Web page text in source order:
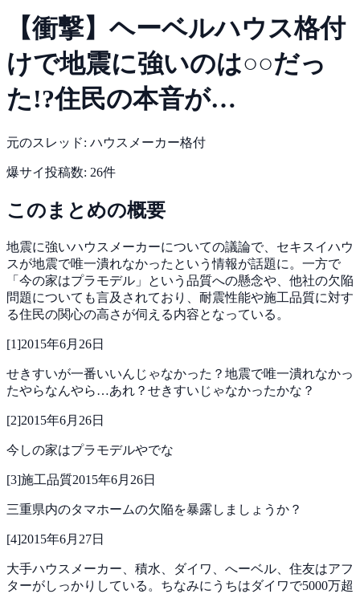
【衝撃】ヘーベルハウス格付
けで地震に強いのは○○だっ
た!?住民の本音が…
元のスレッド: ハウスメーカー格付
爆サイ投稿数: 26件
このまとめの概要
地震に強いハウスメーカーについての議論で、セキスイハウ
スが地震で唯一潰れなかったという情報が話題に。一方で
「今の家はプラモデル」という品質への懸念や、他社の欠陥
問題についても言及されており、耐震性能や施工品質に対す
る住民の関心の高さが伺える内容となっている。
[1]2015年6月26日
せきすいが一番いいんじゃなかった？地震で唯一潰れなかっ
たやらなんやら…あれ？せきすいじゃなかったかな？
[2]2015年6月26日
今しの家はプラモデルやでな
[3]施工品質2015年6月26日
三重県内のタマホームの欠陥を暴露しましょうか？
[4]2015年6月27日
大手ハウスメーカー、積水、ダイワ、へーベル、住友はアフ
ターがしっかりしている。ちなみにうちはダイワで5000万超